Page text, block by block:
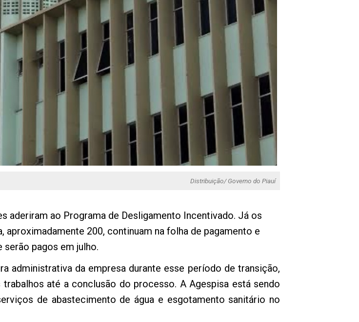
Distribuição/ Governo do Piauí
aderiram ao Programa de Desligamento Incentivado. Já os
200, continuam na folha de pagamento e
pagos em julho.
administrativa da empresa durante esse período de transição,
até a conclusão do processo. A Agespisa está sendo
de abastecimento de água e esgotamento sanitário no